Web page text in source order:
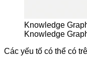
Knowledge
Knowledge
Các yếu tố có thể có